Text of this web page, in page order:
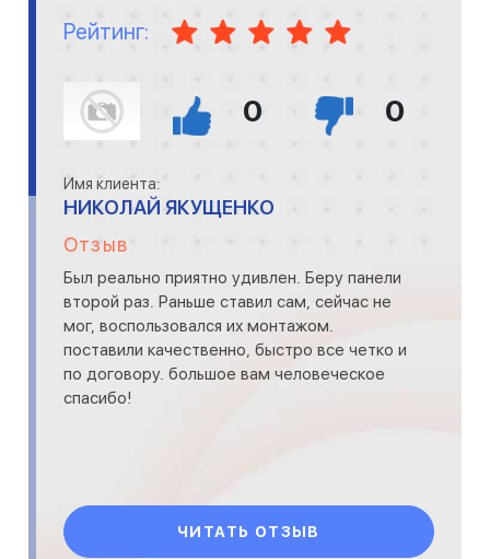
Рейтинг:
0 0
Имя клиента:
НИКОЛАЙ ЯКУЩЕНКО
Отзыв
Был реально приятно удивлен. Беру панели
второй раз. Раньше ставил сам, сейчас не
мог, воспользовался их монтажом.
поставили качественно, быстро все четко и
по договору. большое вам человеческое
спасибо!
ЧИТАТЬ ОТЗЫВ